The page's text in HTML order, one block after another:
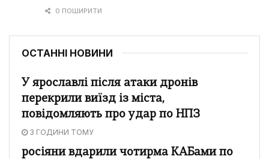
0 ПОШИРИТИ
ОСТАННІ НОВИНИ
У ярославлі після атаки дронів
перекрили виїзд із міста,
повідомляють про удар по НПЗ
3 ГОДИНИ ТОМУ
росіяни вдарили чотирма КАБами по